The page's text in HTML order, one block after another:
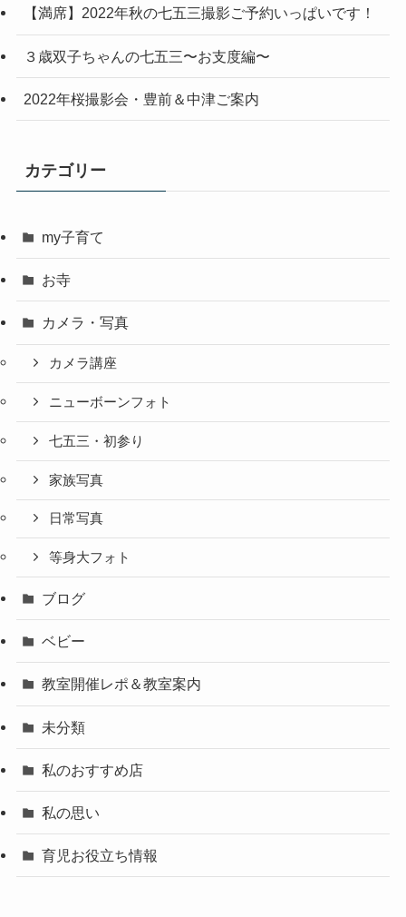
【満席】2022年秋の七五三撮影ご予約いっぱいです！
３歳双子ちゃんの七五三〜お支度編〜
2022年桜撮影会・豊前＆中津ご案内
カテゴリー
my子育て
お寺
カメラ・写真
カメラ講座
ニューボーンフォト
七五三・初参り
家族写真
日常写真
等身大フォト
ブログ
ベビー
教室開催レポ＆教室案内
未分類
私のおすすめ店
私の思い
育児お役立ち情報